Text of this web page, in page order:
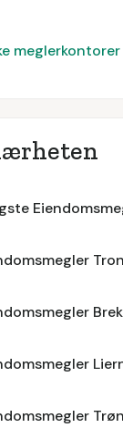
meglerkontorer